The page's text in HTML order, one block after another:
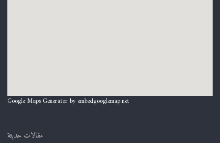
Google Maps Generator by embedgooglemap.net
مقالات حديثة